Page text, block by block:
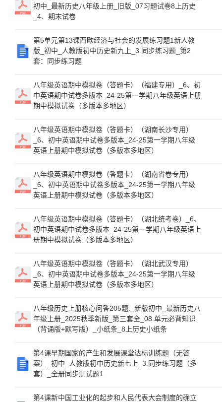
初中_最新历史八年级上册_旧版_07习题试卷8上历史
_4、期末试卷
第5单元第13课西欧经济与社会的发展练习题1新人教
版_初中_人教版初中历史新九上_3.同步练习题_第2
套：同步练习题
八年级英语期中模拟卷（答题卡）（福建专用）_6、初
中英语期中试卷多版本_24-25第一学期八年级英语上册
期中模拟试卷（多版本多地区）
八年级英语期中模拟卷（答题卡）（湖南长沙专用）
_6、初中英语期中试卷多版本_24-25第一学期八年级
英语上册期中模拟试卷（多版本多地区）
八年级英语期中模拟卷（答题卡）（湖南省卷专用）
_6、初中英语期中试卷多版本_24-25第一学期八年级
英语上册期中模拟试卷（多版本多地区）
八年级英语期中模拟卷（答题卡）（湖北统考卷）_6、
初中英语期中试卷多版本_24-25第一学期八年级英语上
册期中模拟试卷（多版本多地区）
八年级英语期中模拟卷（答题卡）（湖北武汉专用）
_6、初中英语期中试卷多版本_24-25第一学期八年级
英语上册期中模拟试卷（多版本多地区）
八年级历史上册核心问答205题._新版初中_最新历史八
年级上册_2025秋季新版_第三套全_08.单元必背知识
（背诵版+默写版）_小纸条_8上历史小纸条
第4课早期国家的产生和发展课堂达标训练题（无答
案）_初中_人教版初中历史新七上_3.同步练习题（多
套）_全册同步测试题1
第4课新中国工业化的起步和人民代表大会制度的确立